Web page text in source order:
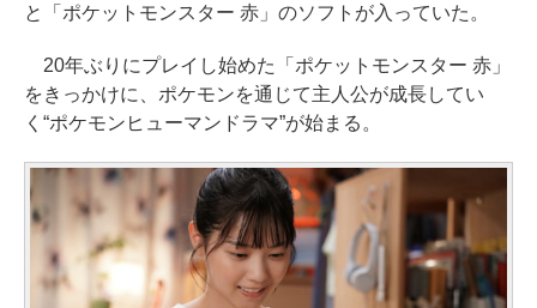
と「ポケットモンスター 赤」のソフトが入っていた。
20年ぶりにプレイし始めた「ポケットモンスター 赤」
をきっかけに、ポケモンを通じて主人公が成長してい
く“ポケモンヒューマンドラマ”が始まる。